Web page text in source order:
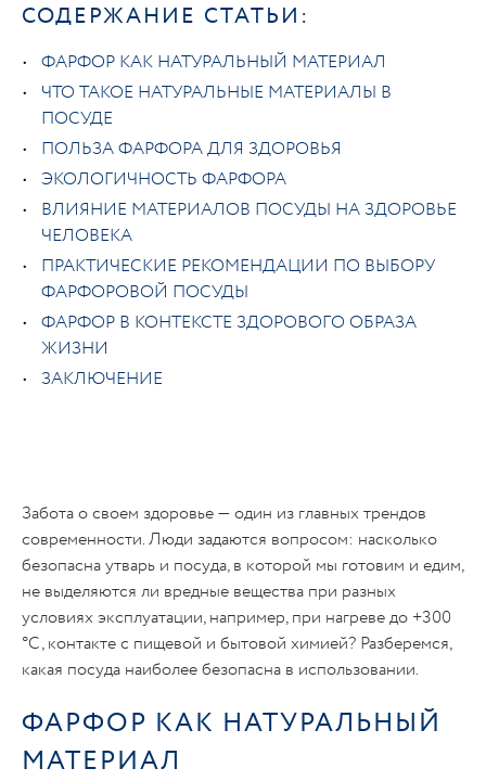
СОДЕРЖАНИЕ СТАТЬИ:
ФАРФОР КАК НАТУРАЛЬНЫЙ МАТЕРИАЛ
ЧТО ТАКОЕ НАТУРАЛЬНЫЕ МАТЕРИАЛЫ В
ПОСУДЕ
ПОЛЬЗА ФАРФОРА ДЛЯ ЗДОРОВЬЯ
ЭКОЛОГИЧНОСТЬ ФАРФОРА
ВЛИЯНИЕ МАТЕРИАЛОВ ПОСУДЫ НА ЗДОРОВЬЕ
ЧЕЛОВЕКА
ПРАКТИЧЕСКИЕ РЕКОМЕНДАЦИИ ПО ВЫБОРУ
ФАРФОРОВОЙ ПОСУДЫ
ФАРФОР В КОНТЕКСТЕ ЗДОРОВОГО ОБРАЗА
ЖИЗНИ
ЗАКЛЮЧЕНИЕ
Забота о своем здоровье — один из главных трендов
современности. Люди задаются вопросом: насколько
безопасна утварь и посуда, в которой мы готовим и едим,
не выделяются ли вредные вещества при разных
условиях эксплуатации, например, при нагреве до +300
°C, контакте с пищевой и бытовой химией? Разберемся,
какая посуда наиболее безопасна в использовании.
ФАРФОР КАК НАТУРАЛЬНЫЙ
МАТЕРИАЛ